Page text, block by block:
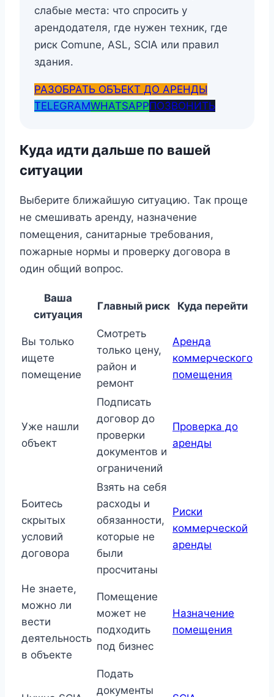
слабые места: что спросить у
арендодателя, где нужен техник, где
риск Comune, ASL, SCIA или правил
здания.
РАЗОБРАТЬ ОБЪЕКТ ДО АРЕНДЫ
TELEGRAMWHATSAPPПОЗВОНИТЬ
Куда идти дальше по вашей
ситуации
Выберите ближайшую ситуацию. Так проще
не смешивать аренду, назначение
помещения, санитарные требования,
пожарные нормы и проверку договора в
один общий вопрос.
Ваша
ситуация
Главный риск Куда перейти
Вы только
ищете
помещение
Смотреть
только цену,
район и
ремонт
Аренда
коммерческого
помещения
Уже нашли
объект
Подписать
договор до
проверки
документов и
ограничений
Проверка до
аренды
Боитесь
скрытых
условий
договора
Взять на себя
расходы и
обязанности,
которые не
были
просчитаны
Риски
коммерческой
аренды
Не знаете,
можно ли
вести
деятельность
в объекте
Помещение
может не
подходить
под бизнес
Назначение
помещения
Подать
документы